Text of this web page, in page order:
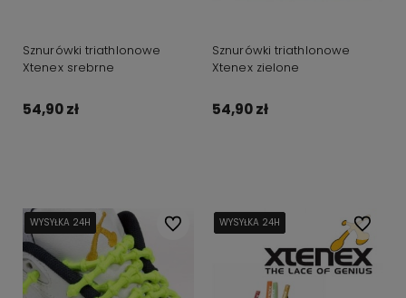
Sznurówki triathlonowe
Xtenex srebrne
54,90 zł
Sznurówki triathlonowe
Xtenex zielone
54,90 zł
WYSYŁKA 24H
WYSYŁKA 24H
WYSYŁKA 24H
WYSYŁKA 24H Do ulubionychWYSYŁKA 24H
WYSYŁKA 24H
WYSYŁKA 24H
WYSYŁKA 24H Do